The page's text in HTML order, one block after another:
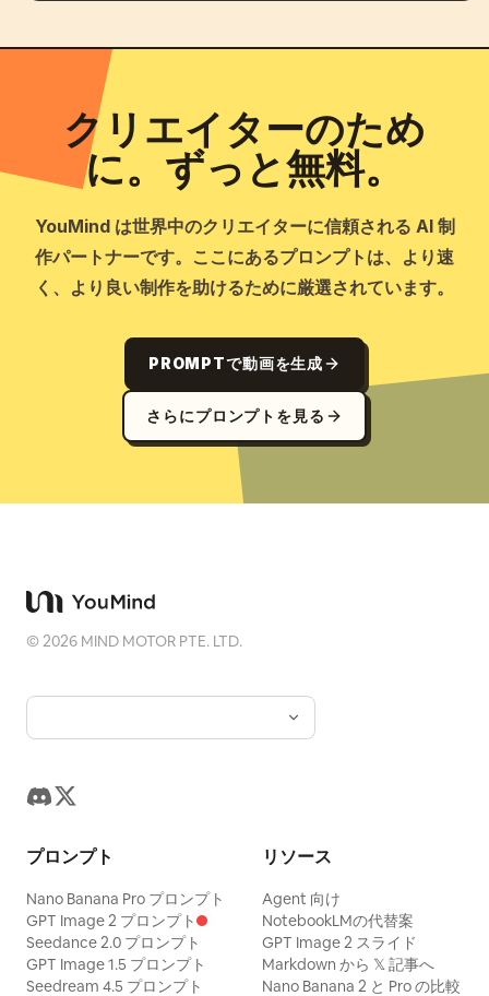
クリエイターのため
に。ずっと無料。
YouMind は世界中のクリエイターに信頼される AI 制
作パートナーです。ここにあるプロンプトは、より速
く、より良い制作を助けるために厳選されています。
PROMPTで動画を生成
さらにプロンプトを見る
©2026 MIND MOTOR PTE. LTD.
プロンプト
Nano Banana Pro プロンプト
GPT Image 2 プロンプト
Seedance 2.0 プロンプト
GPT Image 1.5 プロンプト
Seedream 4.5 プロンプト
リソース
Agent 向け
NotebookLMの代替案
GPT Image 2 スライド
Markdown から 𝕏 記事へ
Nano Banana 2 と Pro の比較